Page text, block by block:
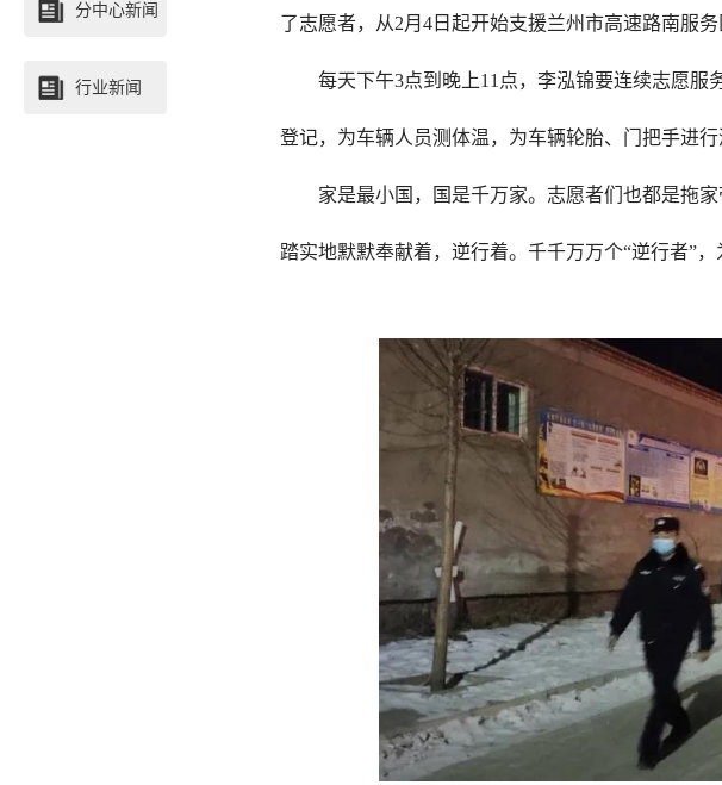
分中心新闻
行业新闻
了志愿者，从2月4日起开始支援兰州市高速路南服务
每天下午3点到晚上11点，李泓锦要连续志愿
登记，为车辆人员测体温，为车辆轮胎、
家是最小国，国是千万家。志愿者们也都是拖
踏实地默默奉献着，逆行着。千千万万个“逆行者”，